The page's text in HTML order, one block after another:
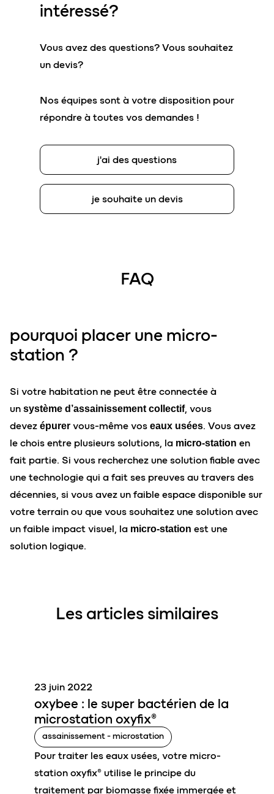
intéressé?
Vous avez des questions? Vous souhaitez
un devis?
Nos équipes sont à votre disposition pour
répondre à toutes vos demandes !
j'ai des questions
je souhaite un devis
FAQ
pourquoi placer une micro-
station ?
Si votre habitation ne peut être connectée à
un système d’assainissement collectif, vous
devez épurer vous-même vos eaux usées. Vous avez
le chois entre plusieurs solutions, la micro-station en
fait partie. Si vous recherchez une solution fiable avec
une technologie qui a fait ses preuves au travers des
décennies, si vous avez un faible espace disponible sur
votre terrain ou que vous souhaitez une solution avec
un faible impact visuel, la micro-station est une
solution logique.
Les articles similaires
oxybee : le super bactérien de la
microstation oxyfix®
23 juin 2022
assainissement - microstation
Pour traiter les eaux usées, votre micro-
station oxyfix® utilise le principe du
traitement par biomasse fixée immergée et